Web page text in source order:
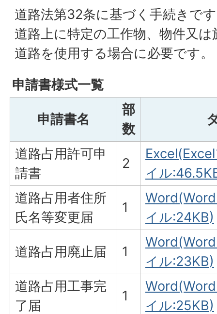
道路法第32条に基づく手続きで
道路上に特定の工作物、物件又
道路を使用する場合に必要です。
申請書様式一覧
申請書名
部
数
道路占用許可申
請書
2
イル
道路占用者住所
氏名等変更届
1
イル:24KB)
道路占用廃止届 1
イル:23KB)
道路占用工事完
了届
1
イル:25KB)